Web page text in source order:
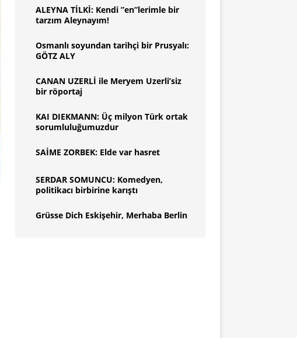
ALEYNA TİLKİ: Kendi ”en”lerimle bir
tarzım Aleynayım!
Osmanlı soyundan tarihçi bir Prusyalı:
GÖTZ ALY
CANAN UZERLİ ile Meryem Uzerli’siz
bir röportaj
KAI DIEKMANN: Üç milyon Türk ortak
sorumluluğumuzdur
SAİME ZORBEK: Elde var hasret
SERDAR SOMUNCU: Komedyen,
politikacı birbirine karıştı
Grüsse Dich Eskişehir, Merhaba Berlin